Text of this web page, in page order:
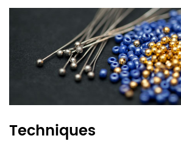
Techniques